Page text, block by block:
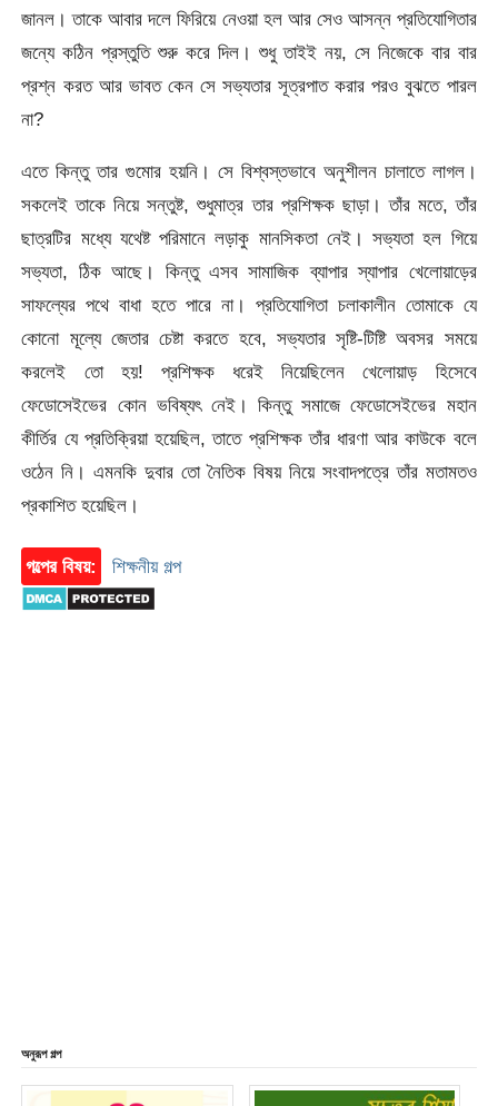
জানল। তাকে আবার দলে ফিরিয়ে নেওয়া হল আর সেও আসন্ন প্রতিযোগিতার
জন্যে কঠিন প্রস্তুতি শুরু করে দিল। শুধু তাইই নয়, সে নিজেকে বার বার
প্রশ্ন করত আর ভাবত কেন সে সভ্যতার সূত্রপাত করার পরও বুঝতে পারল
না?
এতে কিন্তু তার গুমোর হয়নি। সে বিশ্বস্তভাবে অনুশীলন চালাতে লাগল।
সকলেই তাকে নিয়ে সন্তুষ্ট, শুধুমাত্র তার প্রশিক্ষক ছাড়া। তাঁর মতে, তাঁর
ছাত্রটির মধ্যে যথেষ্ট পরিমানে লড়াকু মানসিকতা নেই। সভ্যতা হল গিয়ে
সভ্যতা, ঠিক আছে। কিন্তু এসব সামাজিক ব্যাপার স্যাপার খেলোয়াড়ের
সাফল্যের পথে বাধা হতে পারে না। প্রতিযোগিতা চলাকালীন তোমাকে যে
কোনো মূল্যে জেতার চেষ্টা করতে হবে, সভ্যতার সৃষ্টি-টিষ্টি অবসর সময়ে
করলেই তো হয়! প্রশিক্ষক ধরেই নিয়েছিলেন খেলোয়াড় হিসেবে
ফেডোসেইভের কোন ভবিষ্যৎ নেই। কিন্তু সমাজে ফেডোসেইভের মহান
কীর্তির যে প্রতিক্রিয়া হয়েছিল, তাতে প্রশিক্ষক তাঁর ধারণা আর কাউকে বলে
ওঠেন নি। এমনকি দুবার তো নৈতিক বিষয় নিয়ে সংবাদপত্রে তাঁর মতামতও
প্রকাশিত হয়েছিল।
গল্পের বিষয়: শিক্ষনীয় গল্প
অনুরূপ গল্প